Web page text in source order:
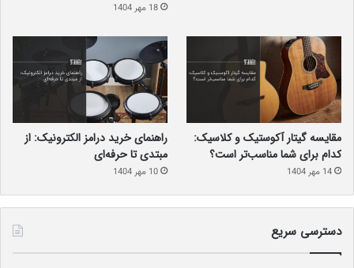
18 مهر 1404
مقایسه گیتار آکوستیک و کلاسیک:
کدام برای شما مناسب‌تر است؟
14 مهر 1404
راهنمای خرید درامز الکترونیک: از
مبتدی تا حرفه‌ای
10 مهر 1404
دسترسی سریع